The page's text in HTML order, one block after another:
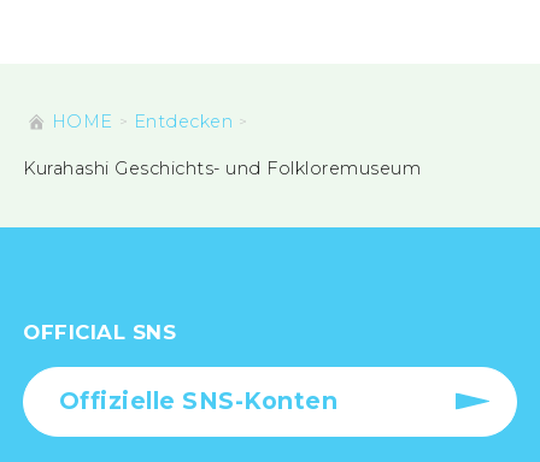
HOME Entdecken
Kurahashi Geschichts- und Folkloremuseum
OFFICIAL SNS
Offizielle SNS-Konten